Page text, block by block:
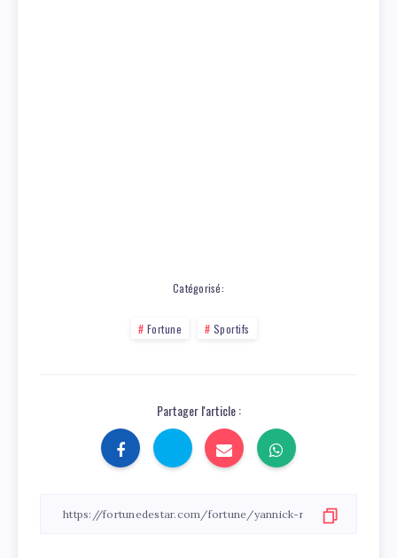
Catégorisé:
Fortune Sportifs
Partager l'article :